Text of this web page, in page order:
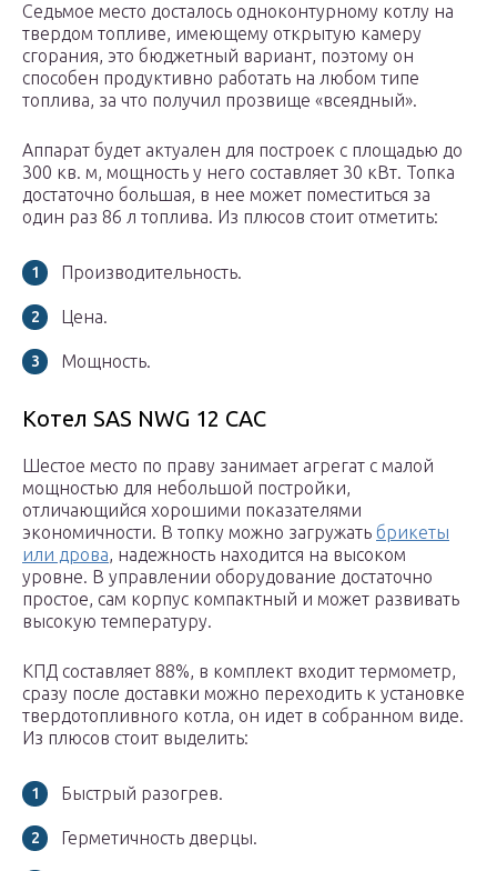
Седьмое место досталось одноконтурному котлу на
твердом топливе, имеющему открытую камеру
сгорания, это бюджетный вариант, поэтому он
способен продуктивно работать на любом типе
топлива, за что получил прозвище «всеядный».
Аппарат будет актуален для построек с площадью до
300 кв. м, мощность у него составляет 30 кВт. Топка
достаточно большая, в нее может поместиться за
один раз 86 л топлива. Из плюсов стоит отметить:
Производительность.
Цена.
Мощность.
Котел SAS NWG 12 САС
Шестое место по праву занимает агрегат с малой
мощностью для небольшой постройки,
отличающийся хорошими показателями
экономичности. В топку можно загружать брикеты
или дрова, надежность находится на высоком
уровне. В управлении оборудование достаточно
простое, сам корпус компактный и может развивать
высокую температуру.
КПД составляет 88%, в комплект входит термометр,
сразу после доставки можно переходить к установке
твердотопливного котла, он идет в собранном виде.
Из плюсов стоит выделить:
Быстрый разогрев.
Герметичность дверцы.